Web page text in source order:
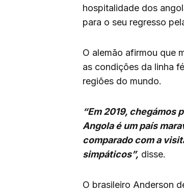
hospitalidade dos
para o seu regresso
O alemão afirmou que
as condições da linha
regiões do mundo.
“Em 2019, chegámos
Angola é um país
comparado com a
simpáticos”, disse.
O brasileiro Anderson